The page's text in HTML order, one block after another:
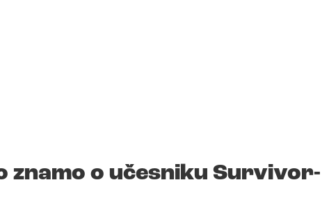
znamo o učesniku Survivor-